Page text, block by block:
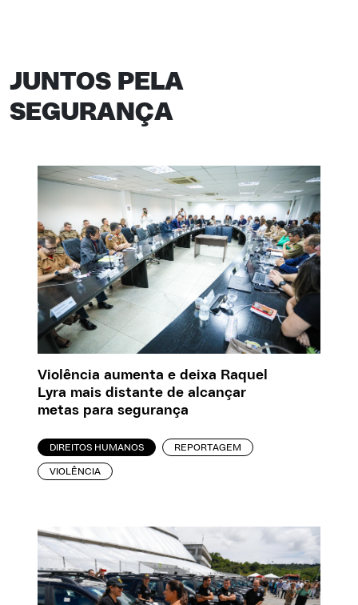
JUNTOS PELA
SEGURANÇA
Violência aumenta e deixa Raquel
Lyra mais distante de alcançar
metas para segurança
DIREITOS HUMANOS REPORTAGEM
VIOLÊNCIA